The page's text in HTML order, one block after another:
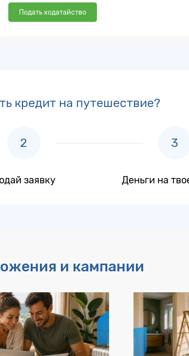
Подать ходатайство
кредит на путешествие?
заявку Деньги на
и кампании